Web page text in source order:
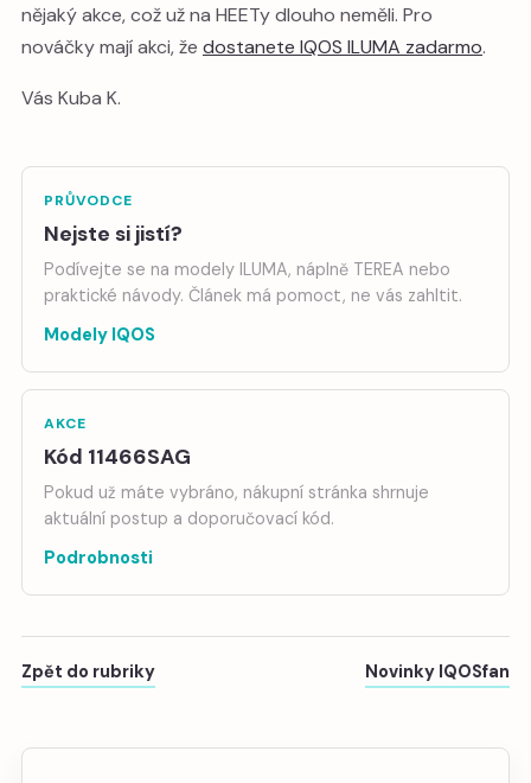
nějaký akce, což už na HEETy dlouho neměli. Pro
nováčky mají akci, že dostanete IQOS ILUMA zadarmo.
Vás Kuba K.
PRŮVODCE
Nejste si jistí?
Podívejte se na modely ILUMA, náplně TEREA nebo
praktické návody. Článek má pomoct, ne vás zahltit.
Modely IQOS
AKCE
Kód 11466SAG
Pokud už máte vybráno, nákupní stránka shrnuje
aktuální postup a doporučovací kód.
Podrobnosti
Zpět do rubriky Novinky IQOSfan